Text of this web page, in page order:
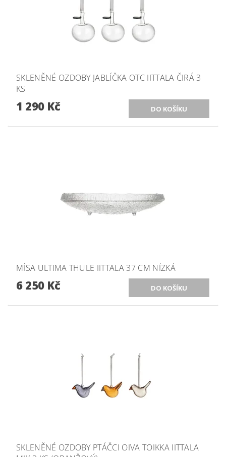
SKLENĚNÉ OZDOBY JABLÍČKA OTC IITTALA ČIRÁ 3
KS
1 290 Kč
MÍSA ULTIMA THULE IITTALA 37 CM NÍZKÁ
6 250 Kč
SKLENĚNÉ OZDOBY PTÁČCI OIVA TOIKKA IITTALA